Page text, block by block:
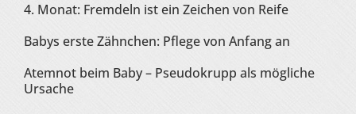
4. Monat: Fremdeln ist ein Zeichen von Reife
Babys erste Zähnchen: Pflege von Anfang an
Atemnot beim Baby – Pseudokrupp als mögliche
Ursache